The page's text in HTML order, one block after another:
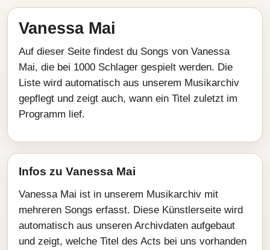
Vanessa Mai
Auf dieser Seite findest du Songs von Vanessa
Mai, die bei 1000 Schlager gespielt werden. Die
Liste wird automatisch aus unserem Musikarchiv
gepflegt und zeigt auch, wann ein Titel zuletzt im
Programm lief.
Infos zu Vanessa Mai
Vanessa Mai ist in unserem Musikarchiv mit
mehreren Songs erfasst. Diese Künstlerseite wird
automatisch aus unseren Archivdaten aufgebaut
und zeigt, welche Titel des Acts bei uns vorhanden